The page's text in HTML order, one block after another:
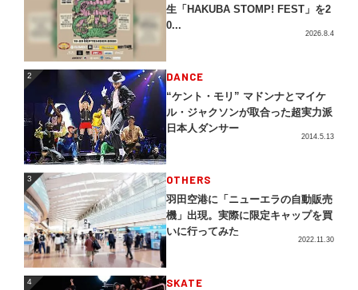
生「HAKUBA STOMP! FEST」を2
0...
2026.8.4
2 DANCE
“ケント・モリ” マドンナとマイケ
ル・ジャクソンが取合った超実力派
日本人ダンサー
2014.5.13
3 OTHERS
羽田空港に「ニューエラの自動販売
機」出現。実際に限定キャップを買
いに行ってみた
2022.11.30
4 SKATE